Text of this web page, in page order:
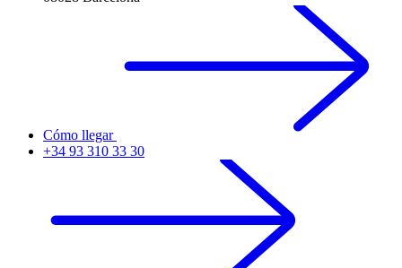
Cómo llegar
+34 93 310 33 30